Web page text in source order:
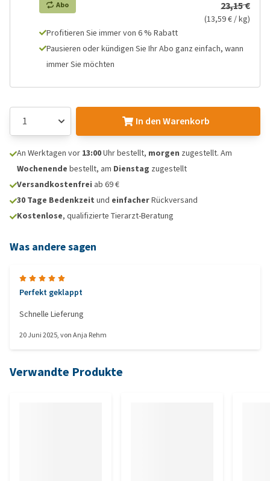
Abo 23,15 €
(13,59 € / kg)
Profitieren Sie immer von 6 % Rabatt
Pausieren oder kündigen Sie Ihr Abo ganz einfach, wann
immer Sie möchten
In den Warenkorb
An Werktagen vor 13:00Uhr bestellt, morgen zugestellt. Am
Wochenende bestellt, am Dienstag zugestellt
Versandkostenfrei ab 69 €
30 Tage Bedenkzeit und einfacherRückversand
Kostenlose, qualifizierte Tierarzt-Beratung
Was andere sagen
Perfekt geklappt
Schnelle Lieferung
20 Juni 2025, vonAnja Rehm
Verwandte Produkte